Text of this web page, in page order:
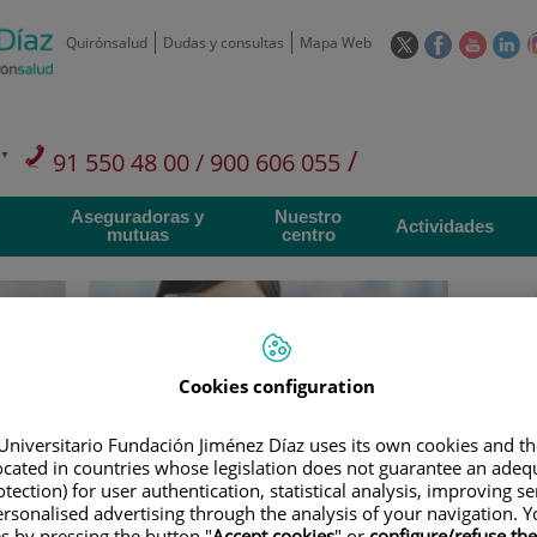
Quirónsalud Dudas y consultas Mapa Web
Este
ventana
nueva.
Este
ventana
nueva.
Este
nueva.
91 550 48 00 / 900 606 055/
Privados: 91 090 05 16
Aseguradoras y
mutuas
Nuestro
centro
Actividades
Investigación
Teléfono de atención al usuario900 301 013
Cookies configuration
Fundación Jiménez Díaz uses its own cookies and
in countries whose legislation does not guarantee an
for user authentication, statistical analysis, improving
advertising through the analysis of your navigation.